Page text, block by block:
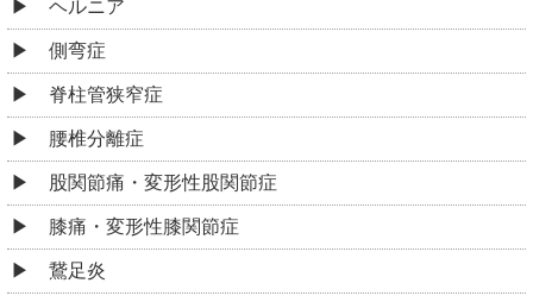
足底筋膜炎
骨盤矯正
猫背矯正
ゴルフ肘
肉離れ
捻挫
筋緊張型頭痛